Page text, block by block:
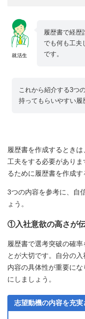
就活生
履歴書で経歴
でも何も工夫
です。
これから紹介する3つ
持ってもらいやすい履
履歴書を作成するとき
工夫をする必要があり
るために履歴書を作成す
3つの内容を参考に、自
ょう。
①入社意欲の高さが
履歴書で選考突破の確
とが大切です。自分の
内容の具体性が重要に
にしましょう。
志望動機の内容を充